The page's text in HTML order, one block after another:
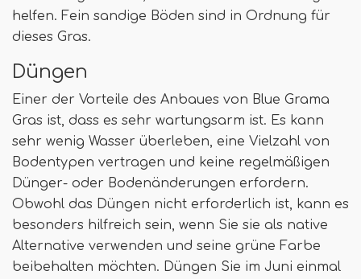
helfen. Fein sandige Böden sind in Ordnung für
dieses Gras.
Düngen
Einer der Vorteile des Anbaues von Blue Grama
Gras ist, dass es sehr wartungsarm ist. Es kann
sehr wenig Wasser überleben, eine Vielzahl von
Bodentypen vertragen und keine regelmäßigen
Dünger- oder Bodenänderungen erfordern.
Obwohl das Düngen nicht erforderlich ist, kann es
besonders hilfreich sein, wenn Sie sie als native
Alternative verwenden und seine grüne Farbe
beibehalten möchten. Düngen Sie im Juni einmal